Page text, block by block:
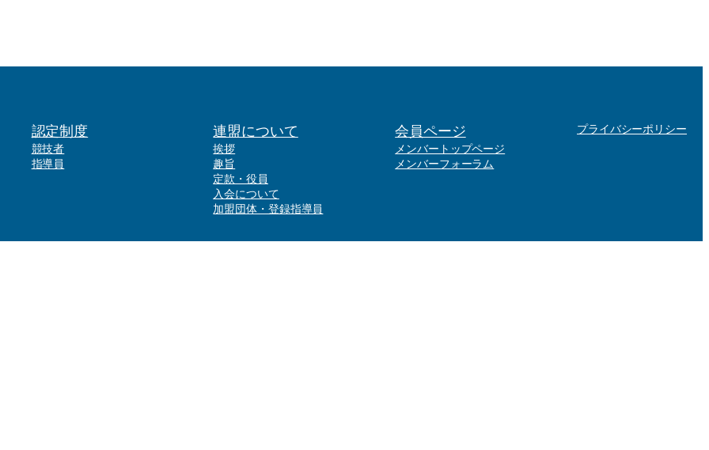
認定制度
競技者
指導員
連盟について
挨拶
趣旨
定款・役員
入会について
加盟団体・登録指導員
会員ページ
メンバートップページ
メンバーフォーラム
プライバシーポリシー